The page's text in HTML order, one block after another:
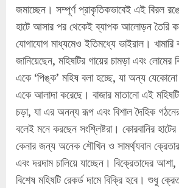
জমাচ্ছেন। সম্পূর্ণ প্রাকৃতিকভাবেই এই বিরল
হাটে আসার পর থেকেই ব্যাপক আলোড়ন তৈরি
যোগাযোগ মাধ্যমেও ইতিমধ্যে ভাইরাল। খামারি
জানিয়েছেন, মহিষটির গায়ের চামড়া এবং লোমের
একে ‘পিঙ্ক’ মহিষ বলা হচ্ছে, যা অন্য যেকোনো
একে আলাদা করেছে। বাজার মাতানো এই
চড়া, যা এর অনন্য রূপ এবং বিশাল দৈহিক
বলেই মনে করছেন সংশ্লিষ্টরা। কোরবানির
কেনার জন্য অনেক শৌখিন ও সামর্থ্যবান
এবং দরদাম চালিয়ে যাচ্ছেন। বিক্রেতাদের
বিশেষ মহিষটি রেকর্ড দামে বিক্রি হবে। শুধু